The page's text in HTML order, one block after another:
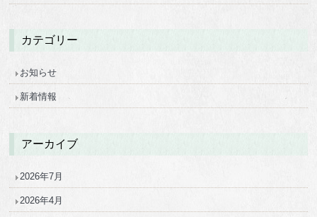
カテゴリー
お知らせ
新着情報
アーカイブ
2026年7月
2026年4月